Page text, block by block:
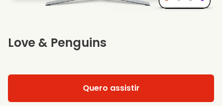
Love & Penguins
Quero assistir